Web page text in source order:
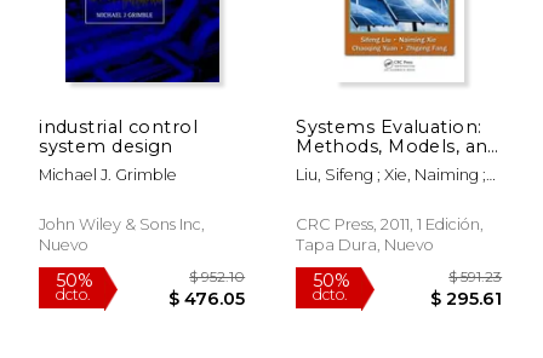
12%
dcto. $ 5.28
12%
dcto. $
industrial control
system design
Michael J. Grimble
John Wiley & Sons Inc,
Nuevo
Systems Evaluation:
Methods, Models, and
Applications (en
Inglés)
Liu, Sifeng ; Xie, Naiming ;
CRC Press, 2011, 1 Edición,
Tapa Dura, Nuevo